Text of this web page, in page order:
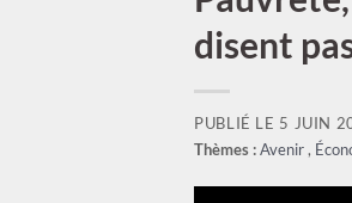
disent
PUBLIÉ LE 5 JUIN
Thèmes : Avenir ,